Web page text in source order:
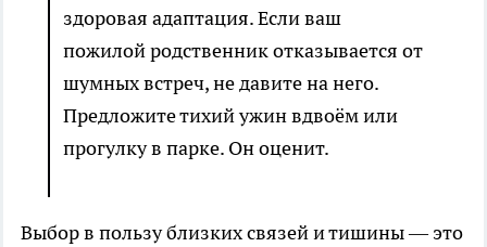
здоровая адаптация. Если ваш
пожилой родственник отказывается от
шумных встреч, не давите на него.
Предложите тихий ужин вдвоём или
прогулку в парке. Он оценит.
Выбор в пользу близких связей и тишины — это